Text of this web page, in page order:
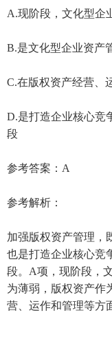
A.现阶段，文化型企
B.是文化型企业资产
C.在版权资产经营、
D.是打造企业核心竞
段
参考答案：A
参考解析：
加强版权资产管理，
也是打造企业核心竞
段。A项，现阶段，
为薄弱，版权资产作
营、运作和管理等方